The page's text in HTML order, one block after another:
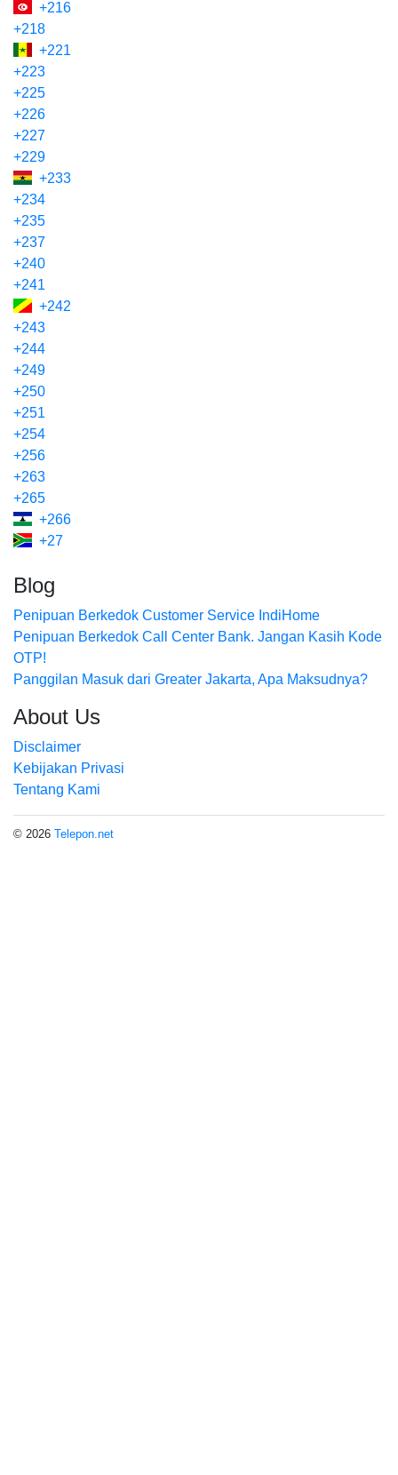
+216
+218
+221
+223
+225
+226
+227
+229
+233
+234
+235
+237
+240
+241
+242
+243
+244
+249
+250
+251
+254
+256
+263
+265
+266
+27
Blog
Penipuan Berkedok Customer Service IndiHome
Penipuan Berkedok Call Center Bank. Jangan Kasih Kode
OTP!
Panggilan Masuk dari Greater Jakarta, Apa Maksudnya?
About Us
Disclaimer
Kebijakan Privasi
Tentang Kami
© 2026 Telepon.net